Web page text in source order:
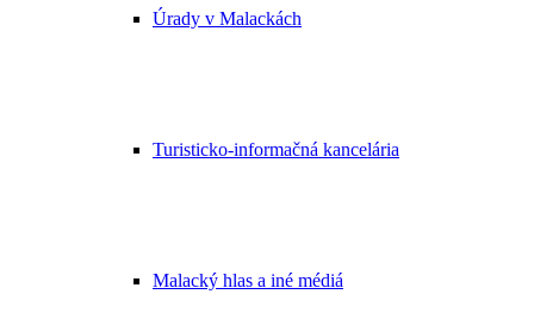
Úrady v Malackách
Turisticko-informačná kancelária
Malacký hlas a iné médiá